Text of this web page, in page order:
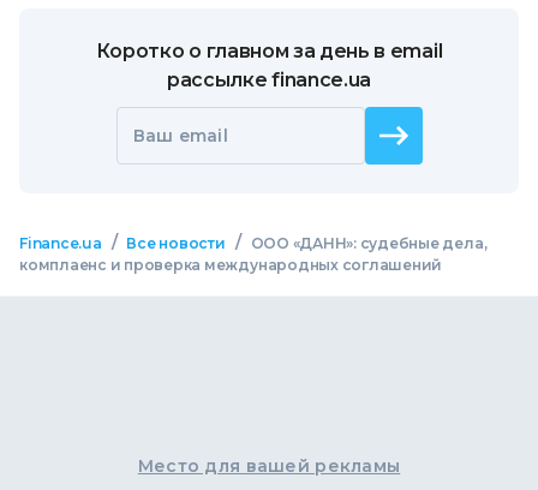
Коротко о главном за день в email
рассылке finance.ua
Ваш email
Finance.ua / Все новости /
ООО «ДАНН»: судебные дела,
комплаенс и проверка международных соглашений
Место для вашей рекламы